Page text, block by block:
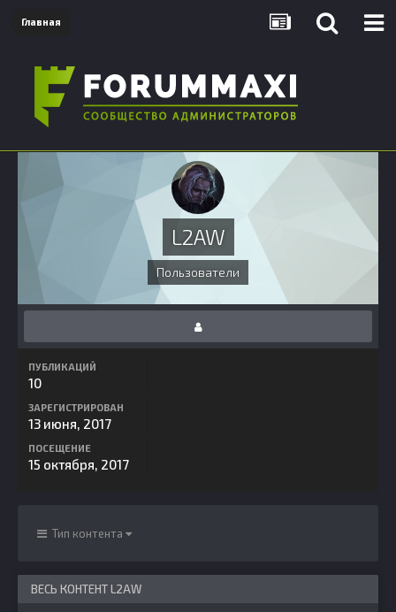
Главная
L2AW
Пользователи
ПУБЛИКАЦИЙ
10
ЗАРЕГИСТРИРОВАН
13 июня, 2017
ПОСЕЩЕНИЕ
15 октября, 2017
Тип контента
ВЕСЬ КОНТЕНТ L2AW